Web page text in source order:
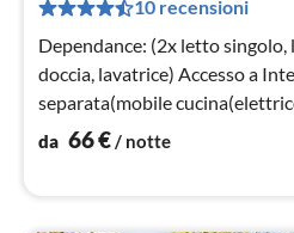
10 recensioni
Dependance: (2x letto
doccia, lavatrice) Accesso a Internet DSL, Cucina
separata(mobile
da 66€ / notte